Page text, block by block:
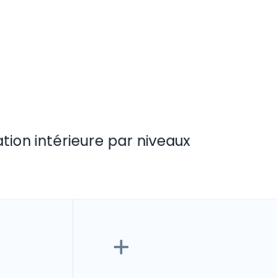
intérieure par niveaux